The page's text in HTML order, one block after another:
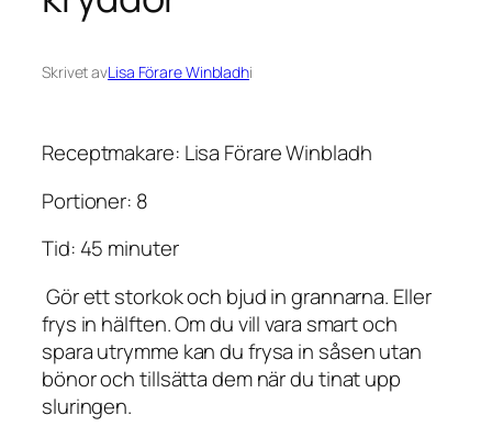
Skrivet avLisa Förare Winbladhi
Receptmakare: Lisa Förare Winbladh
Portioner: 8
Tid: 45 minuter
Gör ett storkok och bjud in grannarna. Eller
frys in hälften. Om du vill vara smart och
spara utrymme kan du frysa in såsen utan
bönor och tillsätta dem när du tinat upp
sluringen.